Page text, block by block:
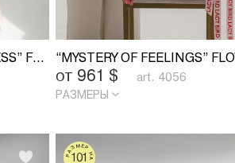
“EXPRESSION OF TENDERNESS” FLOWER BASKET
от 961 $ art. 4056
РАЗМЕРЫ
101